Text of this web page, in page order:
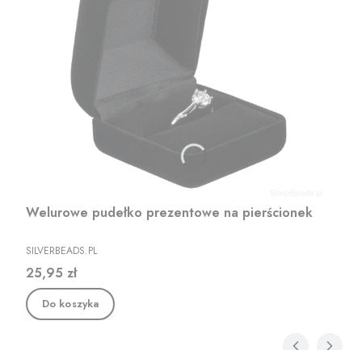
Welurowe pudełko prezentowe na pierścionek
PRODUCENT
SILVERBEADS.PL
Cena
25,95 zł
Do koszyka